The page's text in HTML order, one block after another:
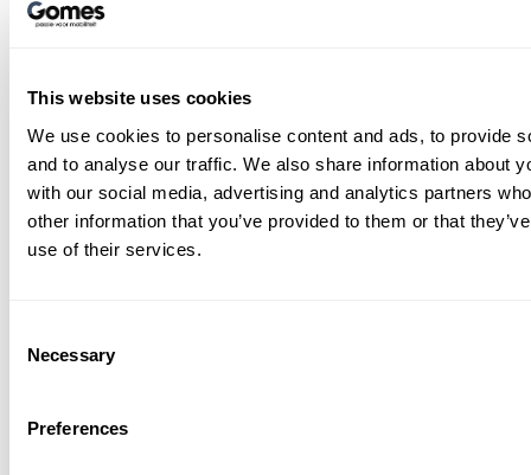
This website uses cookies
We use cookies to personalise content and ads, to provide
and to analyse our traffic. We also share information about
with our social media, advertising and analytics partners
other information that you’ve provided to them or that
use of their services.
Selection
Necessary
Preferences
GomesService en
Diensten.
Service en diensten